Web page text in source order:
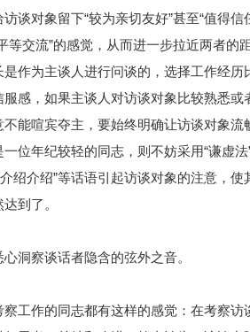
谈对象留下“较为亲切友好”甚至“值得
等交流”的感觉，从而进一步拉近两者
作为主谈人进行问谈的，选择工作经
感，如果主谈人对访谈对象比较熟悉
能喧宾夺主，要始终明确让访谈对象
一位年纪较轻的同志，则不妨采用“谦虚
绍介绍”等话语引起访谈对象的注意，
到了。
洞察谈话者隐含的弦外之音。
察工作的同志都有这样的感觉：在考察